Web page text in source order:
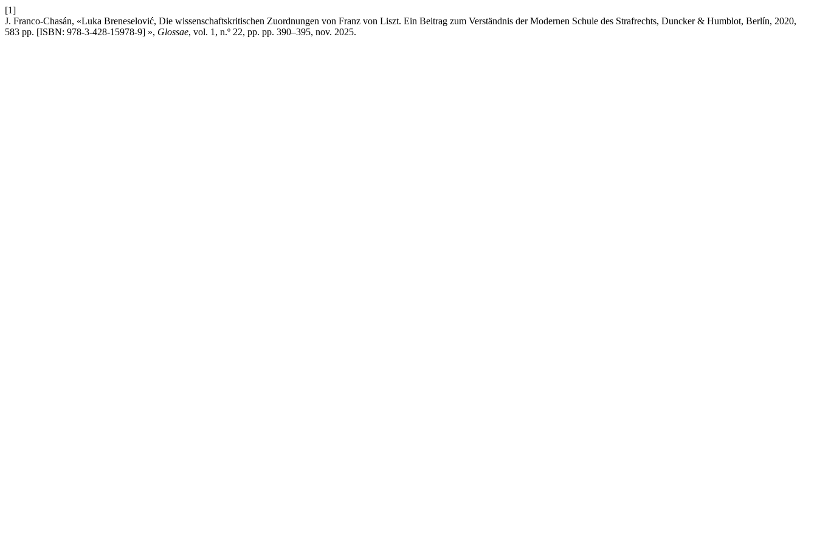
[1]
J. Franco-Chasán, «Luka Breneselović, Die wissenschaftskritischen Zuordnungen von Franz von Liszt. Ein Beitrag zum Verständnis der Modernen Schule des Strafrechts, Duncker & Humblot, Berlín, 2020,
583 pp. [ISBN: 978-3-428-15978-9] », Glossae, vol. 1, n.º 22, pp. pp. 390–395, nov. 2025.